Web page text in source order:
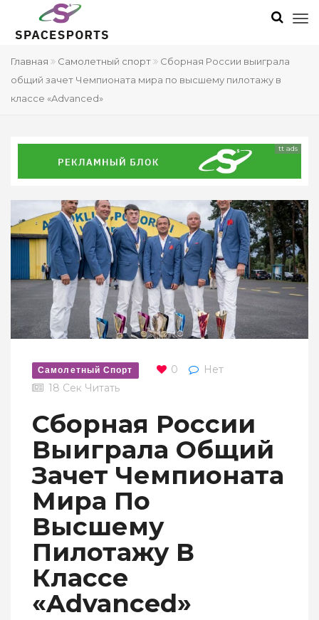
Главная Самолетный спорт
Сборная России выиграла
общий зачет Чемпионата мира по высшему пилотажу в
классе «Advanced»
tt ads
Самолетный Спорт 0
Нет
18 Сек Читать
Сборная России
Выиграла Общий
Зачет Чемпионата
Мира По
Высшему
Пилотажу В
Классе
«Advanced»